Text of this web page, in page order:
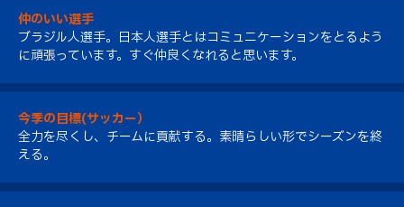
仲のいい選手
ブラジル人選手。日本人選手とはコミュニケーションをとるよう
に頑張っています。すぐ仲良くなれると思います。
今季の目標(サッカー）
全力を尽くし、チームに貢献する。素晴らしい形でシーズンを終
える。